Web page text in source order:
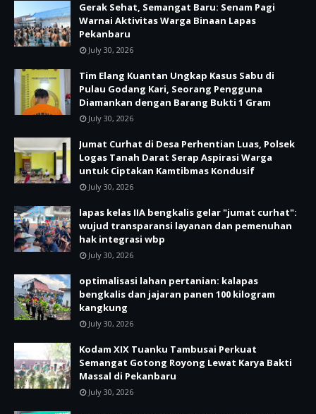
Gerak Sehat, Semangat Baru: Senam Pagi
Warnai Aktivitas Warga Binaan Lapas
Pekanbaru
July 30, 2026
Tim Elang Kuantan Ungkap Kasus Sabu di
Pulau Godang Kari, Seorang Pengguna
Diamankan dengan Barang Bukti 1 Gram
July 30, 2026
Jumat Curhat di Desa Perhentian Luas, Polsek
Logas Tanah Darat Serap Aspirasi Warga
untuk Ciptakan Kamtibmas Kondusif
July 30, 2026
lapas kelas IIA bengkalis gelar "jumat curhat":
wujud transparansi layanan dan pemenuhan
hak integrasi wbp
July 30, 2026
optimalisasi lahan pertanian: kalapas
bengkalis dan jajaran panen 100 kilogram
kangkung
July 30, 2026
Kodam XIX Tuanku Tambusai Perkuat
Semangat Gotong Royong Lewat Karya Bakti
Massal di Pekanbaru
July 30, 2026